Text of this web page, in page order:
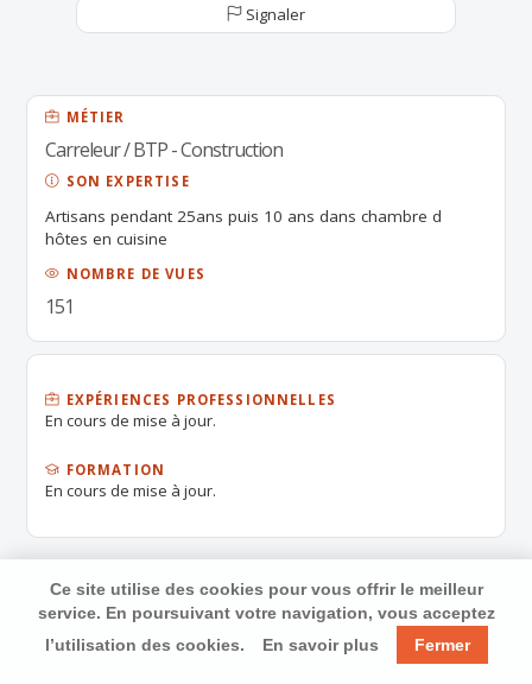
Signaler
MÉTIER
Carreleur / BTP - Construction
SON EXPERTISE
Artisans pendant 25ans puis 10 ans dans chambre d
hôtes en cuisine
NOMBRE DE VUES
151
EXPÉRIENCES PROFESSIONNELLES
En cours de mise à jour.
FORMATION
En cours de mise à jour.
Ce site utilise des cookies pour vous offrir le meilleur
service. En poursuivant votre navigation, vous acceptez
l’utilisation des cookies.
En savoir plus Fermer